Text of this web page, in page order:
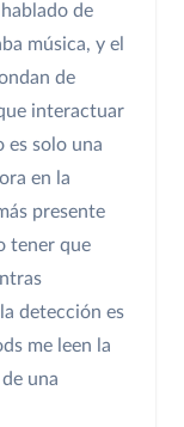
de
música, y el
de
interactuar
es solo una
en la
presente
tener que
detección es
me leen la
una